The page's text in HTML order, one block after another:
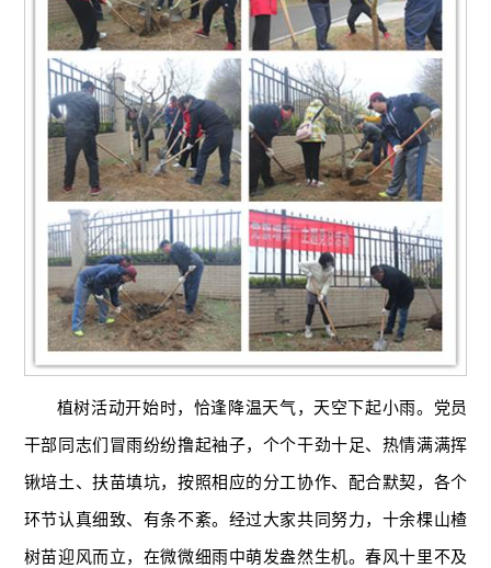
植树活动开始时，恰逢降温天气，天空下起小雨。党员
干部同志们冒雨纷纷撸起袖子，个个干劲十足、热情满满挥
锹培土、扶苗填坑，按照相应的分工协作、配合默契，各个
环节认真细致、有条不紊。经过大家共同努力，十余棵山楂
树苗迎风而立，在微微细雨中萌发盎然生机。春风十里不及